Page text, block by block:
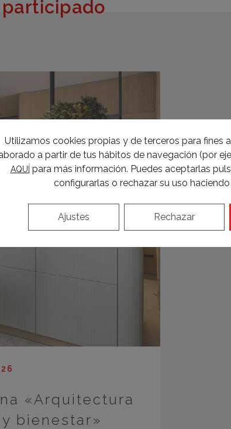
«Arquitectura
bienestar»
Utilizamos cookies propias y de terceros para fines
a partir de tus hábitos de navegación (por
AQUÍ para más información. Puedes aceptarlas
configurarlas o rechazar su uso haciendo
Rechazar
Ajustes